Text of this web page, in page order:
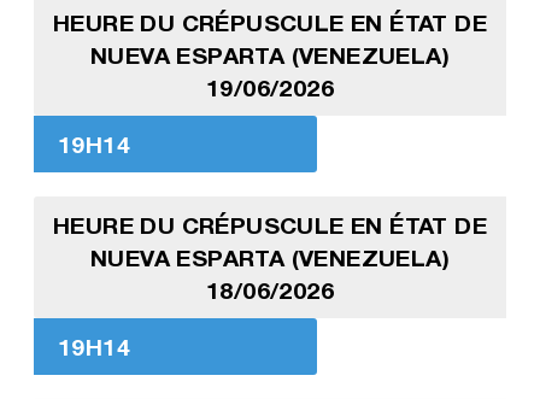
HEURE DU CRÉPUSCULE EN ÉTAT DE
NUEVA ESPARTA (VENEZUELA)
19/06/2026
19H14
HEURE DU CRÉPUSCULE EN ÉTAT DE
NUEVA ESPARTA (VENEZUELA)
18/06/2026
19H14